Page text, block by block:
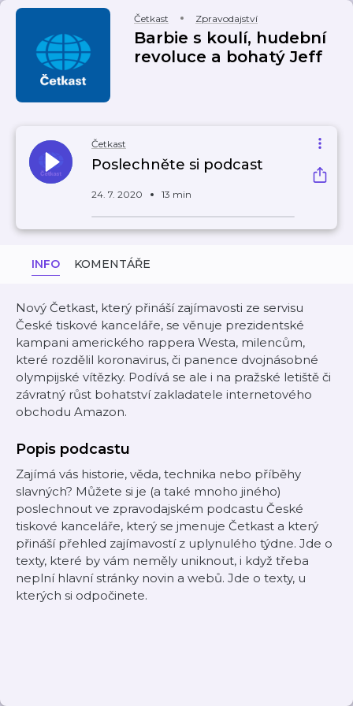
Četkast Zpravodajství
Barbie s koulí, hudební
revoluce a bohatý Jeff
Četkast
Poslechněte si podcast
24. 7. 2020 13 min
INFO KOMENTÁŘE
Nový Četkast, který přináší zajímavosti ze servisu
České tiskové kanceláře, se věnuje prezidentské
kampani amerického rappera Westa, milencům,
které rozdělil koronavirus, či panence dvojnásobné
olympijské vítězky. Podívá se ale i na pražské letiště či
závratný růst bohatství zakladatele internetového
obchodu Amazon.
Popis podcastu
Zajímá vás historie, věda, technika nebo příběhy
slavných? Můžete si je (a také mnoho jiného)
poslechnout ve zpravodajském podcastu České
tiskové kanceláře, který se jmenuje Četkast a který
přináší přehled zajímavostí z uplynulého týdne. Jde o
texty, které by vám neměly uniknout, i když třeba
neplní hlavní stránky novin a webů. Jde o texty, u
kterých si odpočinete.